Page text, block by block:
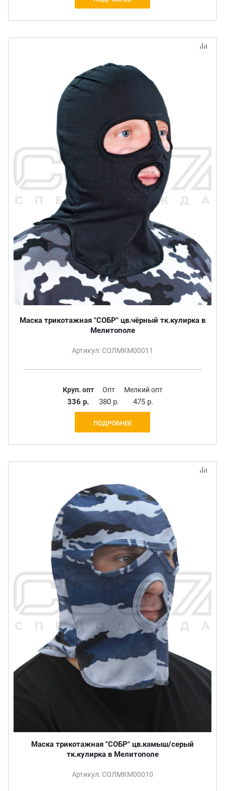
Маска трикотажная "СОБР" цв.чёрный тк.кулирка в
Мелитополе
Артикул: СОЛМКМ00011
Круп. опт
336 р.
Опт
380 р.
Мелкий опт
475 р.
ПОДРОБНЕЕ
Маска трикотажная "СОБР" цв.камыш/серый
тк.кулирка в Мелитополе
Артикул: СОЛМКМ00010